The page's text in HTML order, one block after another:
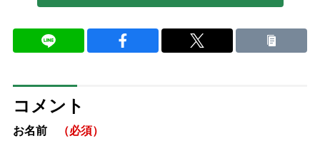
コメント
お名前 （必須）